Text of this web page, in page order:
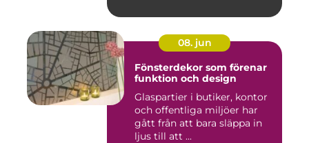
08. jun
Fönsterdekor som förenar
funktion och design
Glaspartier i butiker, kontor
och offentliga miljöer har
gått från att bara släppa in
ljus till att ...